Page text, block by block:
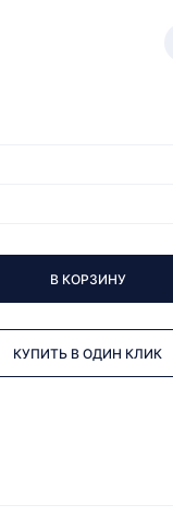
В КОРЗИНУ
КУПИТЬ В ОДИН КЛИК